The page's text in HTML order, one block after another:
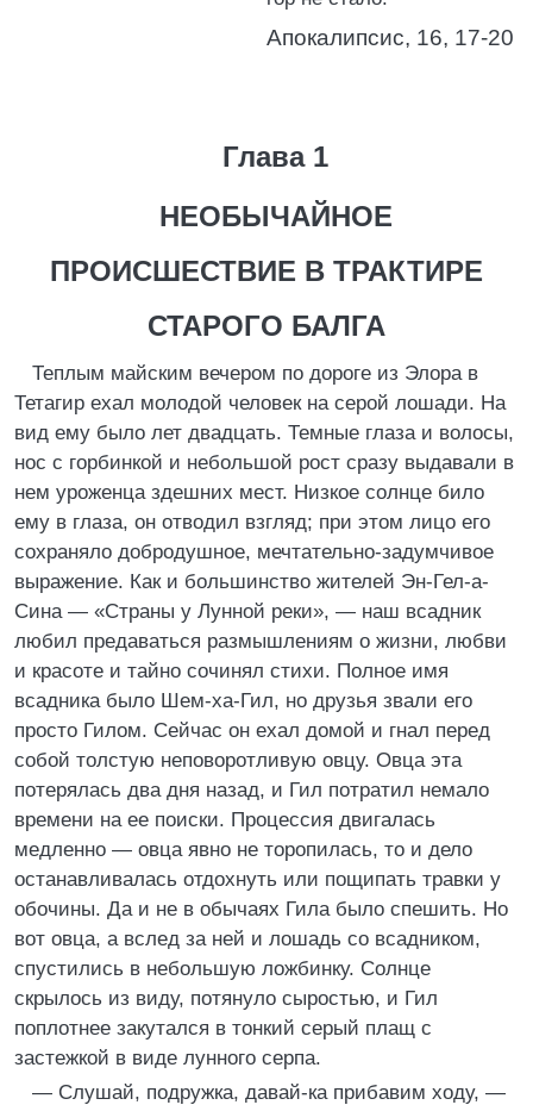
Апокалипсис, 16, 17-20
Глава 1
НЕОБЫЧАЙНОЕ
ПРОИСШЕСТВИЕ В ТРАКТИРЕ
СТАРОГО БАЛГА
Теплым майским вечером по дороге из Элора в
Тетагир ехал молодой человек на серой лошади. На
вид ему было лет двадцать. Темные глаза и волосы,
нос с горбинкой и небольшой рост сразу выдавали в
нем уроженца здешних мест. Низкое солнце било
ему в глаза, он отводил взгляд; при этом лицо его
сохраняло добродушное, мечтательно-задумчивое
выражение. Как и большинство жителей Эн-Гел-а-
Сина — «Страны у Лунной реки», — наш всадник
любил предаваться размышлениям о жизни, любви
и красоте и тайно сочинял стихи. Полное имя
всадника было Шем-ха-Гил, но друзья звали его
просто Гилом. Сейчас он ехал домой и гнал перед
собой толстую неповоротливую овцу. Овца эта
потерялась два дня назад, и Гил потратил немало
времени на ее поиски. Процессия двигалась
медленно — овца явно не торопилась, то и дело
останавливалась отдохнуть или пощипать травки у
обочины. Да и не в обычаях Гила было спешить. Но
вот овца, а вслед за ней и лошадь со всадником,
спустились в небольшую ложбинку. Солнце
скрылось из виду, потянуло сыростью, и Гил
поплотнее закутался в тонкий серый плащ с
застежкой в виде лунного серпа.
— Слушай, подружка, давай-ка прибавим ходу, —